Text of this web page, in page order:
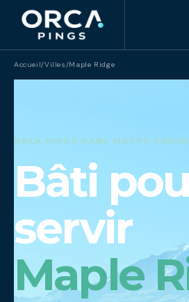
Accueil/Villes/Maple Ridge
ORCA PINGS DANS METRO
Bâti
servir
Maple